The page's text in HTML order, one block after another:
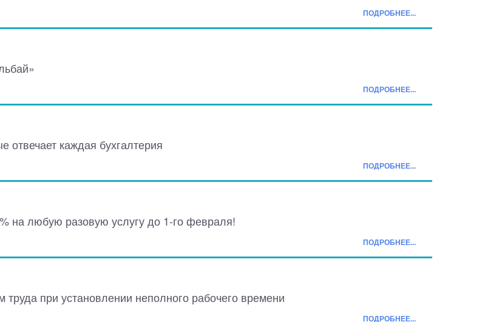
ПОДРОБНЕЕ...
ПОДРОБНЕЕ...
отвечает каждая бухгалтерия
ПОДРОБНЕЕ...
на любую разовую услугу до 1-го февраля!
ПОДРОБНЕЕ...
при установлении неполного рабочего времени
ПОДРОБНЕЕ...